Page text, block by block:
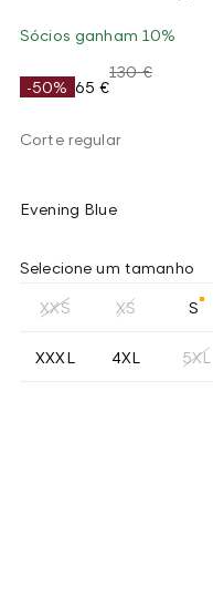
Sócios ganham 10%
-50% 65 €
130 €
Corte regular
Evening Blue
Selecione um tamanho
XXS XS S
XXXL 4XL 5XL